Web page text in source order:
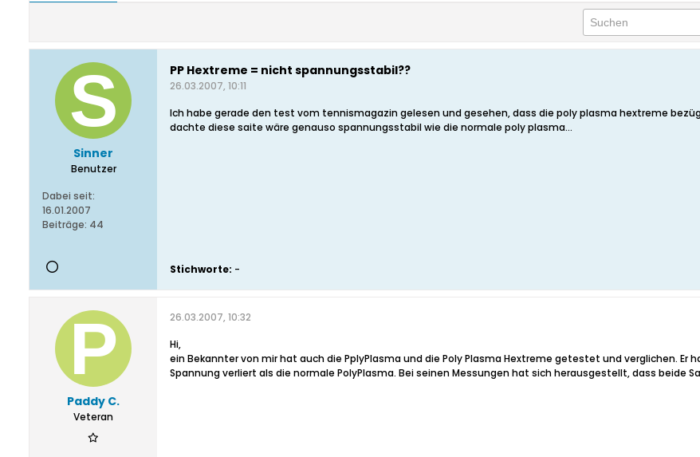
Sinner
Benutzer
Dabei seit:
16.01.2007
Beiträge: 44
PP Hextreme = nicht spannungsstabil??
26.03.2007, 10:11
Ich habe gerade den test vom tennismagazin gelesen und gesehen, dass die poly plasma hextreme
dachte diese saite wäre genauso spannungsstabil wie die normale poly plasma...
Stichworte: -
Paddy C.
Veteran
26.03.2007, 10:32
Hi,
ein Bekannter von mir hat auch die PplyPlasma und die Poly Plasma Hextreme getestet und verglichen.
Spannung verliert als die normale PolyPlasma. Bei seinen Messungen hat sich herausgestellt, dass beide